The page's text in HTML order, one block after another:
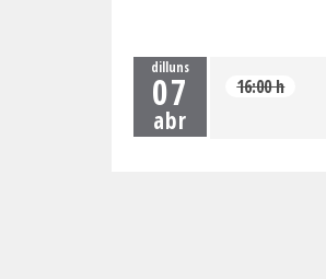
dilluns
07
abr
16:00 h